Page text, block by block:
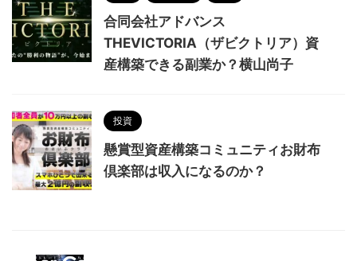
合同会社アドバンス
THEVICTORIA（ザビクトリア）資
産構築できる副業か？横山尚子
投資
懸賞型資産構築コミュニティお財布
倶楽部は収入になるのか？